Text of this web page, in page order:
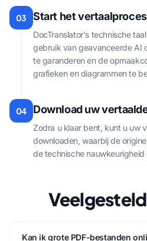
03 Start het vertaalproces
DocTranslator's technische
gebruik van geavanceerde AI
te garanderen en de
grafieken en diagrammen te
04 Download uw
Zodra u klaar bent, kunt u uw
downloaden, waarbij de
de technische
Kan ik grote PDF-bestanden